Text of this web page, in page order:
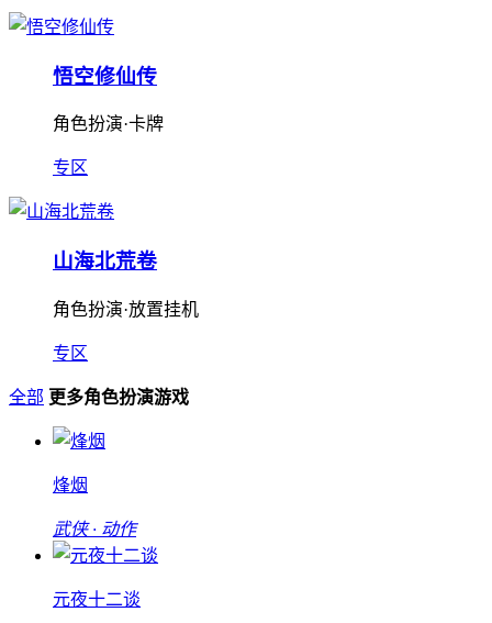
悟空修仙传
角色扮演·卡牌
专区
山海北荒卷
角色扮演·放置挂机
专区
全部 更多角色扮演游戏
烽烟
武侠 · 动作
元夜十二谈